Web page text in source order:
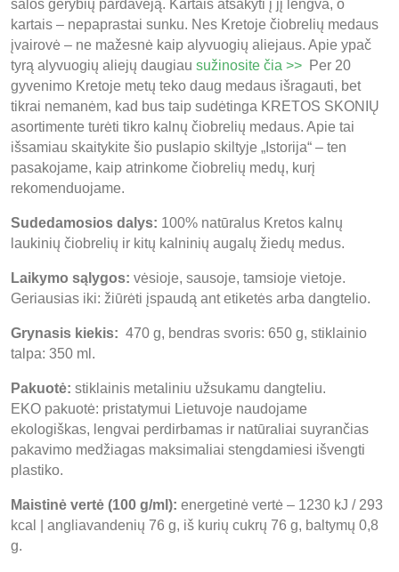
salos gėrybių pardavėją. Kartais atsakyti į jį lengva, o
kartais – nepaprastai sunku. Nes Kretoje čiobrelių medaus
įvairovė – ne mažesnė kaip alyvuogių aliejaus. Apie ypač
tyrą alyvuogių aliejų daugiau sužinosite čia >> Per 20
gyvenimo Kretoje metų teko daug medaus išragauti, bet
tikrai nemanėm, kad bus taip sudėtinga KRETOS SKONIŲ
asortimente turėti tikro kalnų čiobrelių medaus. Apie tai
išsamiau skaitykite šio puslapio skiltyje „Istorija“ – ten
pasakojame, kaip atrinkome čiobrelių medų, kurį
rekomenduojame.
Sudedamosios dalys: 100% natūralus Kretos kalnų
laukinių čiobrelių ir kitų kalninių augalų žiedų medus.
Laikymo sąlygos: vėsioje, sausoje, tamsioje vietoje.
Geriausias iki: žiūrėti įspaudą ant etiketės arba dangtelio.
Grynasis kiekis: 470 g, bendras svoris: 650 g, stiklainio
talpa: 350 ml.
Pakuotė: stiklainis metaliniu užsukamu dangteliu.
EKO pakuotė: pristatymui Lietuvoje naudojame
ekologiškas, lengvai perdirbamas ir natūraliai suyrančias
pakavimo medžiagas maksimaliai stengdamiesi išvengti
plastiko.
Maistinė vertė (100 g/ml): energetinė vertė – 1230 kJ / 293
kcal | angliavandenių 76 g, iš kurių cukrų 76 g, baltymų 0,8
g.